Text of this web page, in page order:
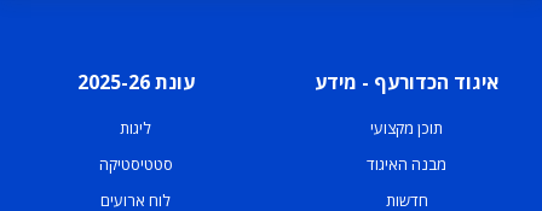
איגוד הכדורעף - מידע
תוכן מקצועי
מבנה האיגוד
חדשות
עונת 2025-26
ליגות
סטטיסטיקה
לוח ארועים